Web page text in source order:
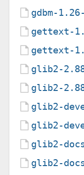
gdbm-
gettext-
gettext-
glib2-
glib2-
glib2-
glib2-
glib2-
glib2-